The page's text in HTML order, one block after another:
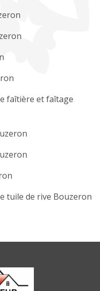
faîtière et faîtage
tuile de rive Bouzeron